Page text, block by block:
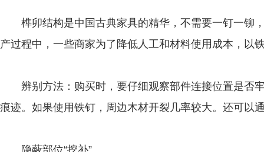
榫卯结构是中国古典家具的精华，不需要一钉一铆
产过程中，一些商家为了降低人工和材料使用成本，以
辨别方法：购买时，要仔细观察部件连接位置是否
痕迹。如果使用铁钉，周边木材开裂几率较大。还可以
隐蔽部位“挖补”